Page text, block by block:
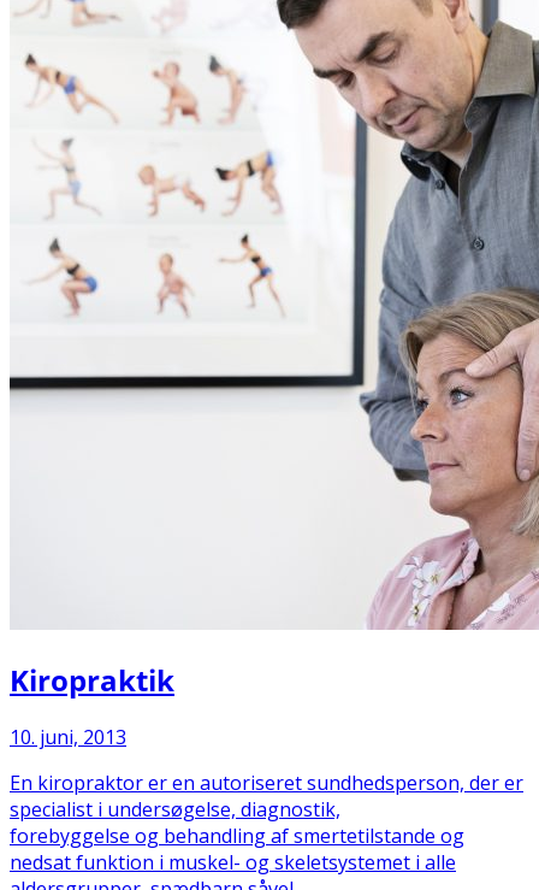
Kiropraktik
10. juni, 2013
En kiropraktor er en autoriseret sundhedsperson, der er
specialist i undersøgelse, diagnostik,
forebyggelse og behandling af smertetilstande og
nedsat funktion i muskel- og skeletsystemet i alle